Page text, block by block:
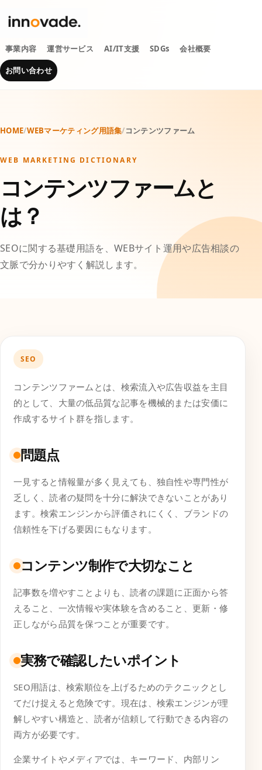
事業内容 運営サービス AI/IT支援 SDGs 会社概要
お問い合わせ
HOME/WEBマーケティング用語集/コンテンツファーム
WEB MARKETING DICTIONARY
コンテンツファームと
は？
SEOに関する基礎用語を、WEBサイト運用や広告相談の
文脈で分かりやすく解説します。
SEO
コンテンツファームとは、検索流入や広告収益を主目
的として、大量の低品質な記事を機械的または安価に
作成するサイト群を指します。
問題点
一見すると情報量が多く見えても、独自性や専門性が
乏しく、読者の疑問を十分に解決できないことがあり
ます。検索エンジンから評価されにくく、ブランドの
信頼性を下げる要因にもなります。
コンテンツ制作で大切なこと
記事数を増やすことよりも、読者の課題に正面から答
えること、一次情報や実体験を含めること、更新・修
正しながら品質を保つことが重要です。
実務で確認したいポイント
SEO用語は、検索順位を上げるためのテクニックとし
てだけ捉えると危険です。現在は、検索エンジンが理
解しやすい構造と、読者が信頼して行動できる内容の
両方が必要です。
企業サイトやメディアでは、キーワード、内部リン